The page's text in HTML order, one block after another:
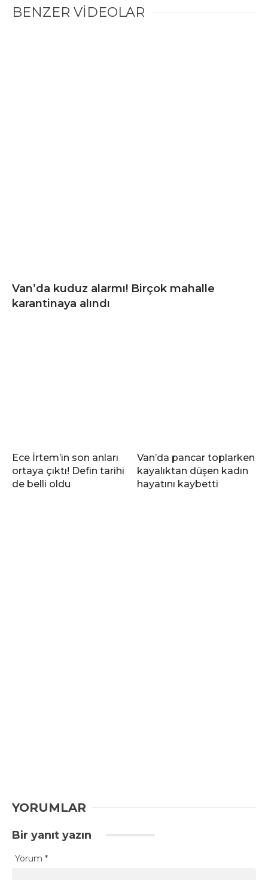
BENZER VİDEOLAR
Van’da kuduz alarmı! Birçok mahalle
karantinaya alındı
Ece İrtem’in son anları
ortaya çıktı! Defin tarihi
de belli oldu
Van’da pancar toplarken
kayalıktan düşen kadın
hayatını kaybetti
YORUMLAR
Bir yanıt yazın
Yorum *